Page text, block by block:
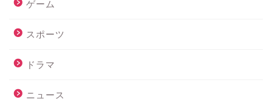
ゲーム
スポーツ
ドラマ
ニュース